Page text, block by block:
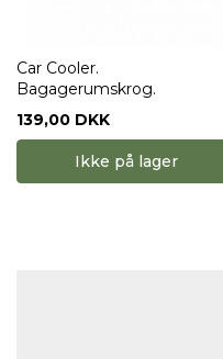
Car Cooler.
Bagagerumskrog.
139,00 DKK
Ikke på lager